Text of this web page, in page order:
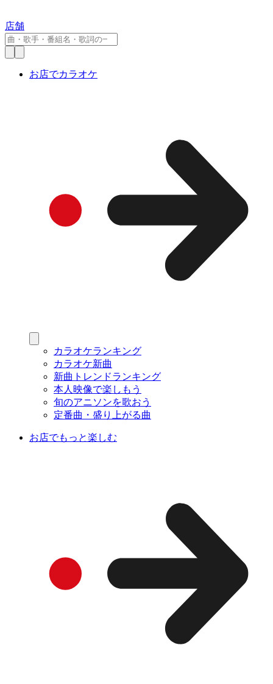
店舗
お店でカラオケ
カラオケランキング
カラオケ新曲
新曲トレンドランキング
本人映像で楽しもう
旬のアニソンを歌おう
定番曲・盛り上がる曲
お店でもっと楽しむ